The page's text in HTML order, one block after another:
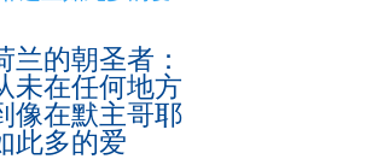
兰的朝圣者：
未在任何地方
像在默主哥耶
此多的爱